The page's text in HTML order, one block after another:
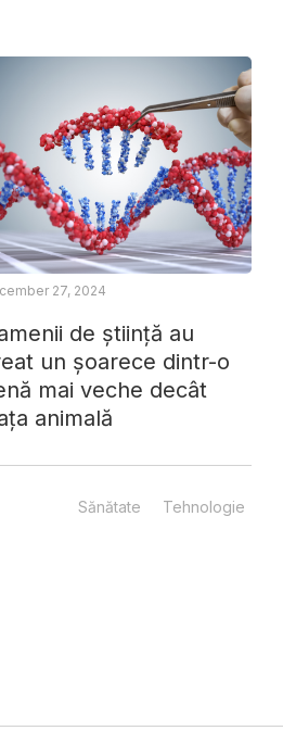
de știință au
un șoarece dintr-o
mai veche decât
animală
27, 2024
Sănătate Tehnologie